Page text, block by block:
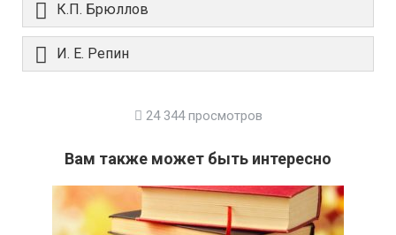
К.П. Брюллов
И. Е. Репин
24 344 просмотров
Вам также может быть интересно